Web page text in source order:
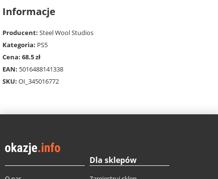
Informacje
Producent: Steel Wool Studios
Kategoria: PS5
Cena: 68.5 zł
EAN: 5016488141338
SKU: OI_345016772
Dla sklepów